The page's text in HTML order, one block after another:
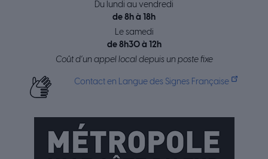
Du lundi au vendredi
de 8h à 18h
Le samedi
de 8h30 à 12h
Coût d’un appel local depuis un poste fixe
Contact en Langue des Signes Française